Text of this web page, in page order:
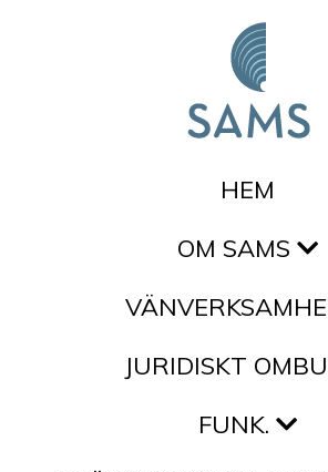
HEM
OM SAMS
JURIDISKT
FUNK.